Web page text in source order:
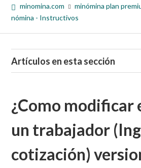
minomina.com minómina plan
nómina - Instructivos
Artículos en esta sección
¿Como modificar
un trabajador
cotización)